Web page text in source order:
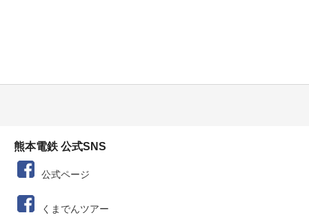
熊本電鉄 公式SNS
公式ページ
くまでんツアー